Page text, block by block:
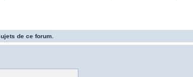
de ce forum.